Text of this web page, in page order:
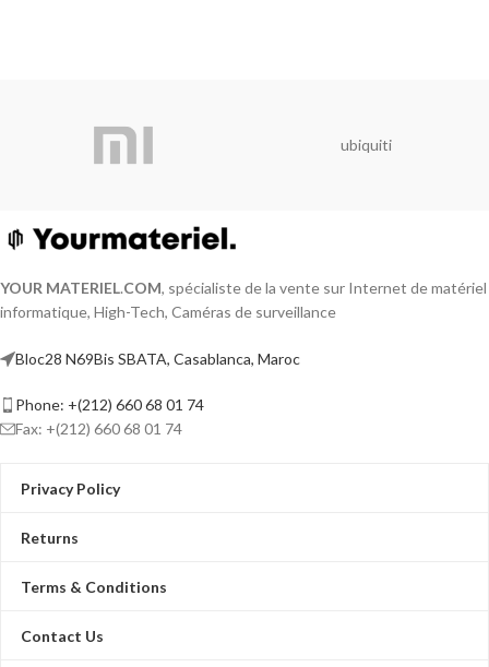
ubiquiti
YOUR MATERIEL.COM, spécialiste de la vente sur Internet de matériel
informatique, High-Tech, Caméras de surveillance
Bloc28 N69Bis SBATA, Casablanca, Maroc
Phone: +(212) 660 68 01 74
Fax: +(212) 660 68 01 74
Privacy Policy
Returns
Terms & Conditions
Contact Us